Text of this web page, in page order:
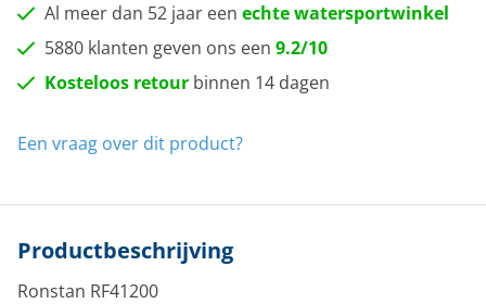
Al meer dan 52 jaar een echte watersportwinkel
5880 klanten geven ons een 9.2/10
Kosteloos retour binnen 14 dagen
Een vraag over dit product?
Productbeschrijving
Ronstan RF41200